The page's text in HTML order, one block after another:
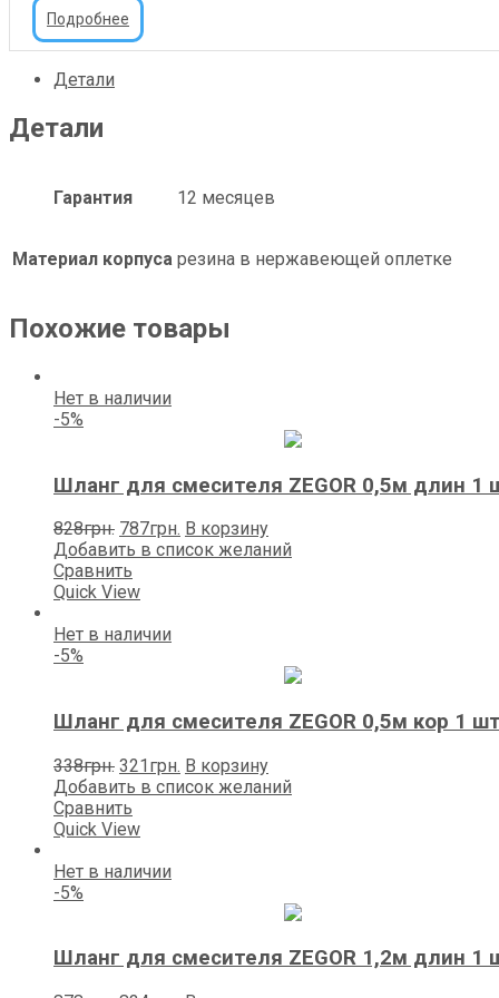
Подробнее
Детали
Детали
Гарантия 12 месяцев
Материал корпуса резина в нержавеющей оплетке
Похожие товары
Нет в наличии
-5%
Шланг для смесителя ZEGOR 0,5м длин 1
828грн. Первоначальная
цена
составляла
828грн..
787грн. Текущая
цена:
В корзину
Добавить в список желаний
Сравнить
Quick View
Нет в наличии
-5%
Шланг для смесителя ZEGOR 0,5м кор 1
338грн. Первоначальная
цена
составляла
338грн..
321грн. Текущая
цена:
В корзину
Добавить в список желаний
Сравнить
Quick View
Нет в наличии
-5%
Шланг для смесителя ZEGOR 1,2м длин 1